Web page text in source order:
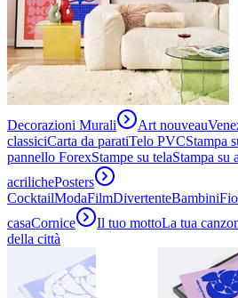
Decorazioni Murali Art nouveau
classiciCarta da paratiTelo PVCStampa
pannello ForexStampe su telaStampa su
acrilichePosters
CocktailModaFilmDivertenteBambini
casaCornice Il tuo mottoLa tua
della città